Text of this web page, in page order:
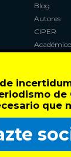
de
que
Blog
Autores
CIPER
Académico
Al
con CIPER